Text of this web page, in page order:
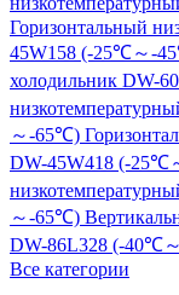
Горизонтальный
45W158 (-25℃～-
холодильник DW-
～-65℃)
DW-45W418 (-25℃
～-65℃)
DW-86L328 (-40℃
Все категории